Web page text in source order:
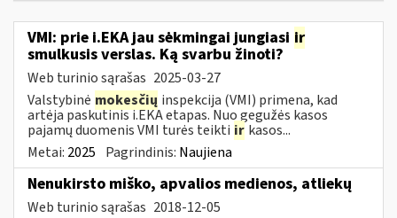
VMI: prie i.EKA jau sėkmingai jungiasi ir
smulkusis verslas. Ką svarbu žinoti?
Web turinio sąrašas 2025-03-27
Valstybinė mokesčių inspekcija (VMI) primena, kad
artėja paskutinis i.EKA etapas. Nuo gegužės kasos
pajamų duomenis VMI turės teikti ir kasos...
Metai: 2025 Pagrindinis: Naujiena
Nenukirsto miško, apvalios medienos, atliekų
Web turinio sąrašas 2018-12-05